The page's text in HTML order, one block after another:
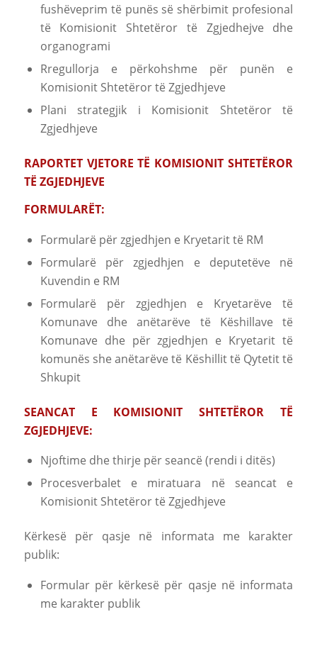
fushëveprim të punës së shërbimit profesional
të Komisionit Shtetëror të Zgjedhejve dhe
organogrami
Rregullorja e përkohshme për punën e
Komisionit Shtetëror të Zgjedhjeve
Plani strategjik i Komisionit Shtetëror të
Zgjedhjeve
RAPORTET VJETORE TË KOMISIONIT SHTETËROR
TË ZGJEDHJEVE
FORMULARËT:
Formularë për zgjedhjen e Kryetarit të RM
Formularë për zgjedhjen e deputetëve në
Kuvendin e RM
Formularë për zgjedhjen e Kryetarëve të
Komunave dhe anëtarëve të Këshillave të
Komunave dhe për zgjedhjen e Kryetarit të
komunës she anëtarëve të Këshillit të Qytetit të
Shkupit
SEANCAT E KOMISIONIT SHTETËROR TË
ZGJEDHJEVE:
Njoftime dhe thirje për seancë (rendi i ditës)
Procesverbalet e miratuara në seancat e
Komisionit Shtetëror të Zgjedhjeve
Kërkesë për qasje në informata me karakter
publik:
Formular për kërkesë për qasje në informata
me karakter publik